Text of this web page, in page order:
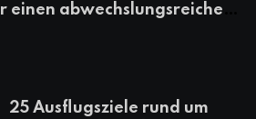
einen abwechslungsreichen
25 Ausflugsziele rund um